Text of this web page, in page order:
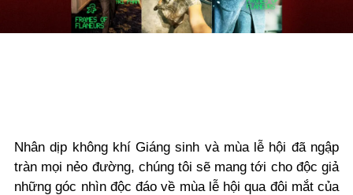
Nhân dịp không khí Giáng sinh và mùa lễ hội đã ngập
tràn mọi nẻo đường, chúng tôi sẽ mang tới cho độc giả
những góc nhìn độc đáo về mùa lễ hội qua đôi mắt của